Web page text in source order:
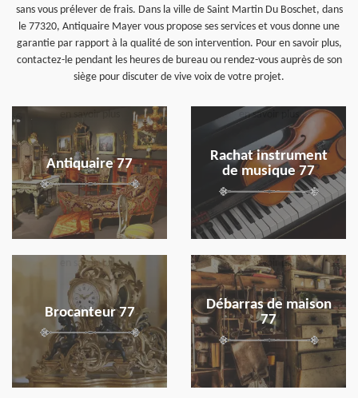
sans vous prélever de frais. Dans la ville de Saint Martin Du Boschet, dans
le 77320, Antiquaire Mayer vous propose ses services et vous donne une
garantie par rapport à la qualité de son intervention. Pour en savoir plus,
contactez-le pendant les heures de bureau ou rendez-vous auprès de son
siège pour discuter de vive voix de votre projet.
Antiquaire 77
en savoir plus
Rachat instrument
de musique 77
en savoir plus
Brocanteur 77
en savoir plus
Débarras de maison
77
en savoir plus